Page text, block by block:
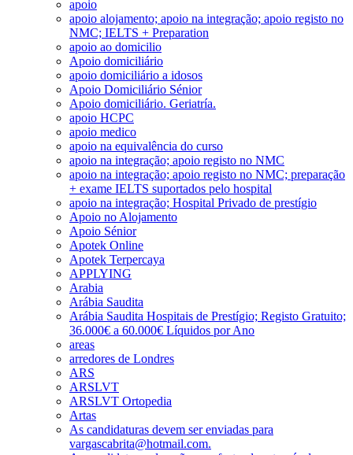
apoio
apoio alojamento; apoio na integração; apoio registo no
NMC; IELTS + Preparation
apoio ao domicilio
Apoio domiciliário
apoio domiciliário a idosos
Apoio Domiciliário Sénior
Apoio domiciliário. Geriatría.
apoio HCPC
apoio medico
apoio na equivalência do curso
apoio na integração; apoio registo no NMC
apoio na integração; apoio registo no NMC; preparação
+ exame IELTS suportados pelo hospital
apoio na integração; Hospital Privado de prestígio
Apoio no Alojamento
Apoio Sénior
Apotek Online
Apotek Terpercaya
APPLYING
Arabia
Arábia Saudita
Arábia Saudita Hospitais de Prestígio; Registo Gratuito;
36.000€ a 60.000€ Líquidos por Ano
areas
arredores de Londres
ARS
ARSLVT
ARSLVT Ortopedia
Artas
As candidaturas devem ser enviadas para
vargascabrita@hotmail.com.